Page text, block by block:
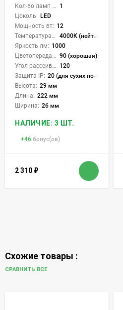
Кол-во ламп или LED:
1
Цоколь: LED
Мощность вт: 12
Температура света:
4000K (нейтральный)
Яркость лм: 1000
Цветопередача (CRI): 90 (хорошая)
Угол рассеивания света °:
120
Защита IP: 20 (для сухих пом.)
Высота: 29 мм
Длина: 222 мм
Ширина: 26 мм
НАЛИЧИЕ: 3 ШТ.
+46 бонус(ов)
2 310 ₽
Схожие товары :
СРАВНИТЬ ВСЕ